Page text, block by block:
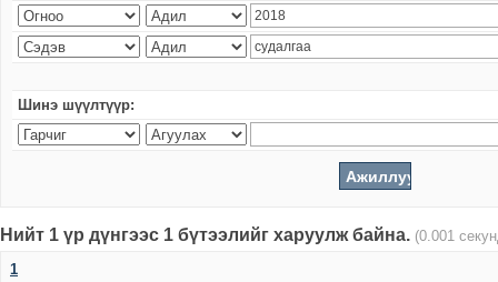
Шинэ шүүлтүүр:
Нийт 1 үр дүнгээс 1 бүтээлийг харуулж байна. (0.001
1